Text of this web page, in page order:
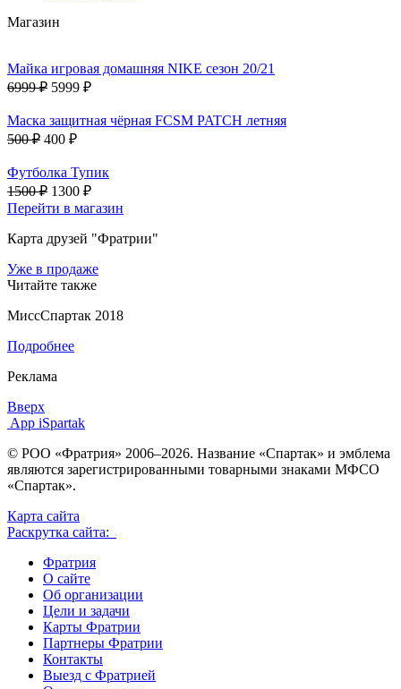
Магазин
Майка игровая домашняя NIKE сезон 20/21
6999 ₽ 5999 ₽
Маска защитная чёрная FCSM PATCH летняя
500 ₽ 400 ₽
Футболка Тупик
1500 ₽ 1300 ₽
Перейти в магазин
Карта друзей "Фратрии"
Уже в продаже
Читайте также
МиссСпартак 2018
Подробнее
Реклама
Вверх
App iSpartak
© РОО «Фратрия» 2006–2026. Название «Спартак» и эмблема
являются зарегистрированными товарными знаками МФСО
«Спартак».
Карта сайта
Раскрутка сайта:
Фратрия
О сайте
Об организации
Цели и задачи
Карты Фратрии
Партнеры Фратрии
Контакты
Выезд с Фратрией